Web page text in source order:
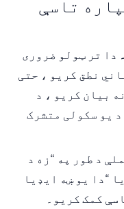
تاسې
دا تر ټولو ضروری
نطق کریو ، حتی
بیان کریو ، د
یو سکولی متشرک
د طور په “زه د
“دا یو ښه ایډیا
کمک کریو۔